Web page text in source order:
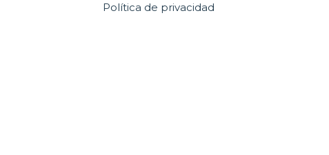
Política de privacidad